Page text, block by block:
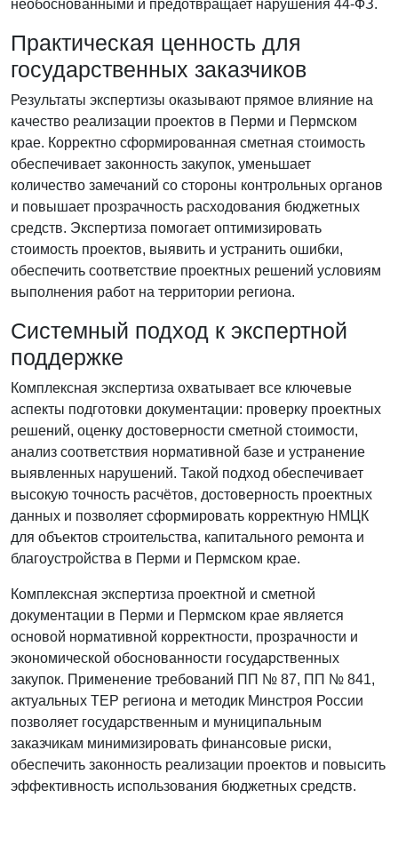
необоснованными и предотвращает нарушения 44-ФЗ.
Практическая ценность для
государственных заказчиков
Результаты экспертизы оказывают прямое влияние на
качество реализации проектов в Перми и Пермском
крае. Корректно сформированная сметная стоимость
обеспечивает законность закупок, уменьшает
количество замечаний со стороны контрольных органов
и повышает прозрачность расходования бюджетных
средств. Экспертиза помогает оптимизировать
стоимость проектов, выявить и устранить ошибки,
обеспечить соответствие проектных решений условиям
выполнения работ на территории региона.
Системный подход к экспертной
поддержке
Комплексная экспертиза охватывает все ключевые
аспекты подготовки документации: проверку проектных
решений, оценку достоверности сметной стоимости,
анализ соответствия нормативной базе и устранение
выявленных нарушений. Такой подход обеспечивает
высокую точность расчётов, достоверность проектных
данных и позволяет сформировать корректную НМЦК
для объектов строительства, капитального ремонта и
благоустройства в Перми и Пермском крае.
Комплексная экспертиза проектной и сметной
документации в Перми и Пермском крае является
основой нормативной корректности, прозрачности и
экономической обоснованности государственных
закупок. Применение требований ПП № 87, ПП № 841,
актуальных ТЕР региона и методик Минстроя России
позволяет государственным и муниципальным
заказчикам минимизировать финансовые риски,
обеспечить законность реализации проектов и повысить
эффективность использования бюджетных средств.